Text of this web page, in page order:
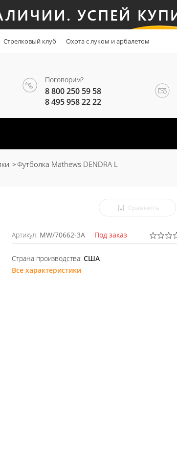
Стрелковый клуб Охота с луком и арбалетом
Поговорим?
8 800 250 59 58
8 495 958 22 22
Футболка Mathews DENDRA L
Сравнить
Артикул: MW/70662-3A Под заказ
Страна производства:США
Все характеристики